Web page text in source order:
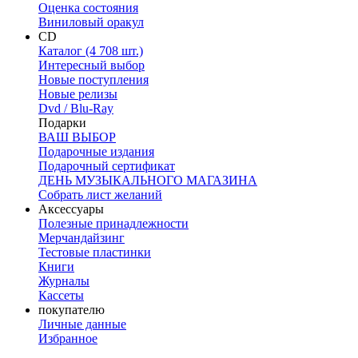
Оценка состояния
Виниловый оракул
CD
Каталог (4 708 шт.)
Интересный выбор
Новые поступления
Новые релизы
Dvd / Blu-Ray
Подарки
ВАШ ВЫБОР
Подарочные издания
Подарочный сертификат
ДЕНЬ МУЗЫКАЛЬНОГО МАГАЗИНА
Собрать лист желаний
Аксессуары
Полезные принадлежности
Мерчандайзинг
Тестовые пластинки
Книги
Журналы
Кассеты
покупателю
Личные данные
Избранное